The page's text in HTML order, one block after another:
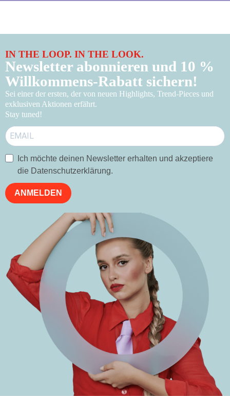
IN THE LOOP. IN THE LOOK.
Newsletter abonnieren und 10 %
Willkommens-Rabatt sichern!
Sei einer der ersten, der von neuen Highlights, Trend-Pieces und
exklusiven Aktionen erfährt.
Stay tuned!
Ich möchte deinen Newsletter erhalten und akzeptiere
die Datenschutzerklärung.
ANMELDEN